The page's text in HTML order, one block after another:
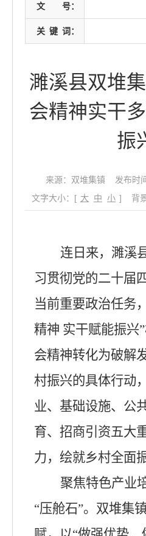
文 号：
关 键 词：
濉溪县双堆
会精神实干
振
来源：双堆集镇
发布时
文字大小：[ 大 中 小 ] 背
连日来，濉溪
习贯彻党的二十届
当前重要政治任务
精神 实干赋能振兴
会精神转化为破解
村振兴的具体行动
业、基础设施、公
育、招商引资五大
力，绘就乡村全面
聚焦特色产业
“压舱石”。双堆集